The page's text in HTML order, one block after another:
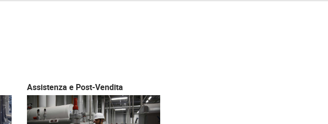
Assistenza e Post-Vendita